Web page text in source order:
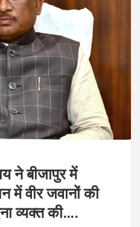
ने बीजापुर में
में वीर जवानों की
व्यक्त की….